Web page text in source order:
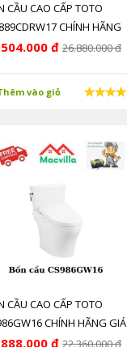
CẦU CAO CẤP TOTO
CHÍNH HÃNG
đ 26.880.000 đ
vào giỏ
CẦU CAO CẤP TOTO
CHÍNH HÃNG GIÁ
đ 22.360.000 đ